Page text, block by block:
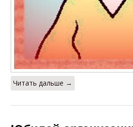
Читать дальше →